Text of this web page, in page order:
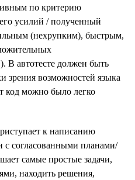
по критерию
усилий / полученный
(нехрупким), быстрым,
В автотесте должен быть
зрения возможностей языка
код можно было легко
к написанию
с согласованными планами/
самые простые задачи,
находить решения,